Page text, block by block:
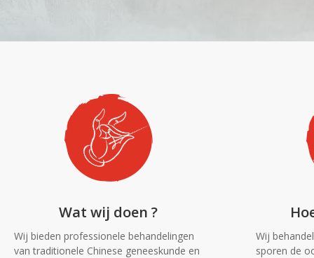
Wat wij doen ?
Wij bieden professionele behandelingen
van traditionele Chinese geneeskunde en
Wij
sporen de